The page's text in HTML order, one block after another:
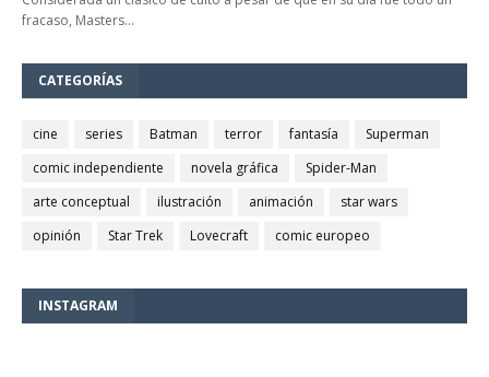
fracaso, Masters…
CATEGORÍAS
cine series Batman terror fantasía
Superman
comic independiente
novela gráfica
Spider-Man
arte conceptual
ilustración animación
star wars
opinión
Star Trek Lovecraft comic europeo
INSTAGRAM